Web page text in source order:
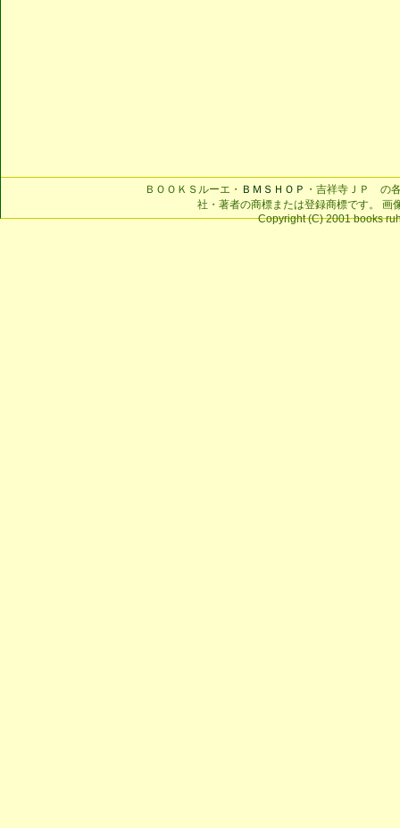
ＢＯＯＫＳルーエ・ ＢＭＳＨＯＰ ・吉祥寺ＪＰ の
社・著者の商標または登録商標です。 画
Copyright (C) 2001 books